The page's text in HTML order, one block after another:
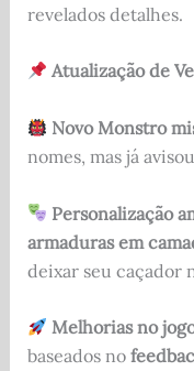
revelados detalhes.
Atualização de
Novo Monstro
nomes, mas já
Personalização
armaduras em
deixar seu caçador
Melhorias no
baseados no